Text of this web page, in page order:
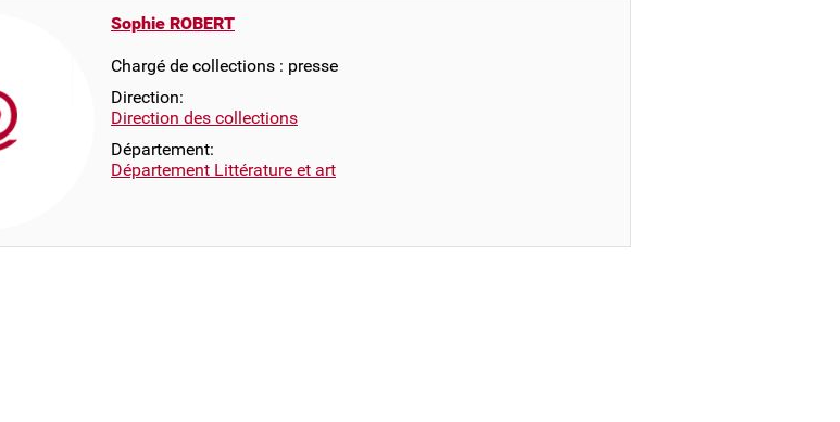
Sophie ROBERT
Chargé de collections : presse
Direction:
Direction des collections
Département:
Département Littérature et art